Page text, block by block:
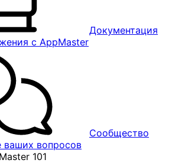
Документация
с AppMaster
Сообщество
ваших вопросов
101